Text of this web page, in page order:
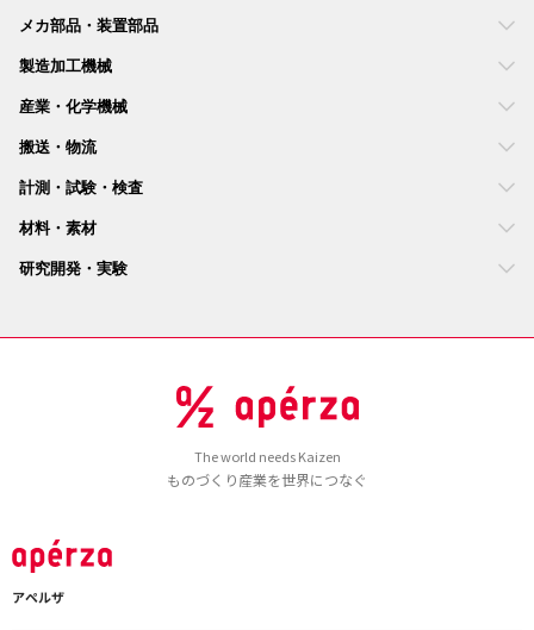
メカ部品・装置部品
製造加工機械
産業・化学機械
搬送・物流
計測・試験・検査
材料・素材
研究開発・実験
The world needs Kaizen
ものづくり産業を世界につなぐ
アペルザ